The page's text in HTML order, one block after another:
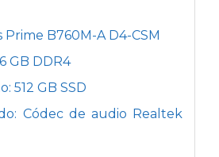
Prime B760M-A D4-CSM
GB DDR4
512 GB SSD
Códec de audio Realtek